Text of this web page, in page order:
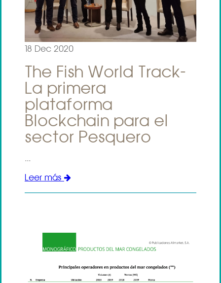
18 Dec 2020
The Fish World Track-
La primera
plataforma
Blockchain para el
sector Pesquero
...
Leer más